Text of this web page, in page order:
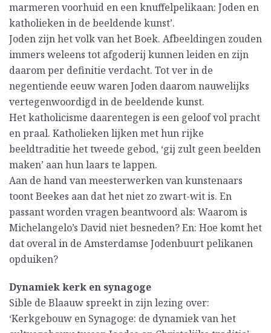
marmeren voorhuid en een knuffelpelikaan: Joden en
katholieken in de beeldende kunst’.
Joden zijn het volk van het Boek. Afbeeldingen zouden
immers weleens tot afgoderij kunnen leiden en zijn
daarom per definitie verdacht. Tot ver in de
negentiende eeuw waren Joden daarom nauwelijks
vertegenwoordigd in de beeldende kunst.
Het katholicisme daarentegen is een geloof vol pracht
en praal. Katholieken lijken met hun rijke
beeldtraditie het tweede gebod, ‘gij zult geen beelden
maken’ aan hun laars te lappen.
Aan de hand van meesterwerken van kunstenaars
toont Beekes aan dat het niet zo zwart-wit is. En
passant worden vragen beantwoord als: Waarom is
Michelangelo’s David niet besneden? En: Hoe komt het
dat overal in de Amsterdamse Jodenbuurt pelikanen
opduiken?
Dynamiek kerk en synagoge
Sible de Blaauw spreekt in zijn lezing over:
‘Kerkgebouw en Synagoge: de dynamiek van het